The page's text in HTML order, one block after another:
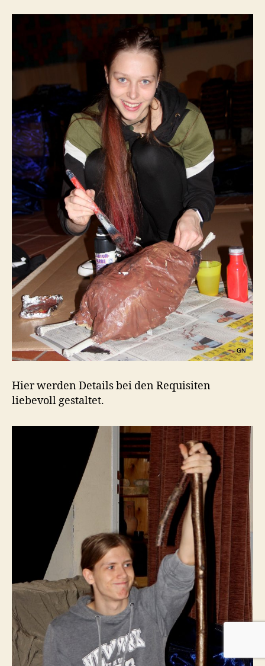
Hier werden Details bei den Requisiten
liebevoll gestaltet.